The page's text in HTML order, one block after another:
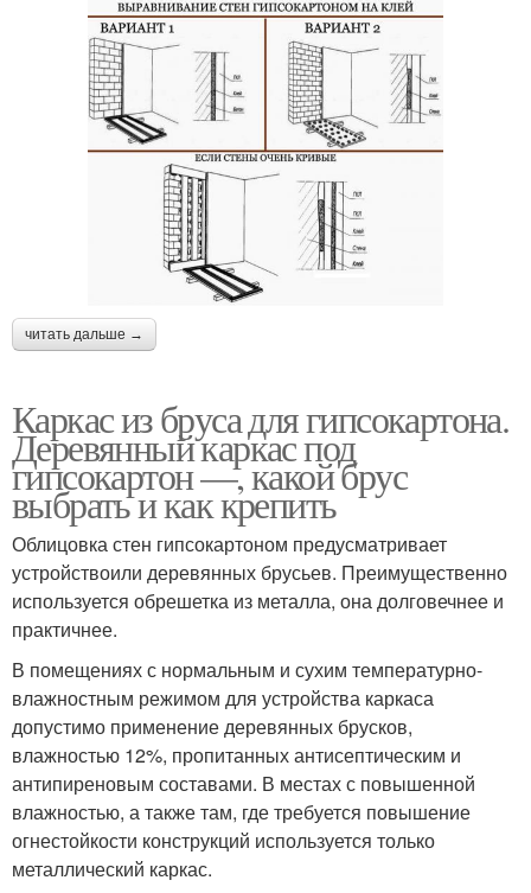
читать дальше →
Каркас из бруса для гипсокартона.
Деревянный каркас под
гипсокартон —, какой брус
выбрать и как крепить
Облицовка стен гипсокартоном предусматривает
устройствоили деревянных брусьев. Преимущественно
используется обрешетка из металла, она долговечнее и
практичнее.
В помещениях с нормальным и сухим температурно-
влажностным режимом для устройства каркаса
допустимо применение деревянных брусков,
влажностью 12%, пропитанных антисептическим и
антипиреновым составами. В местах с повышенной
влажностью, а также там, где требуется повышение
огнестойкости конструкций используется только
металлический каркас.